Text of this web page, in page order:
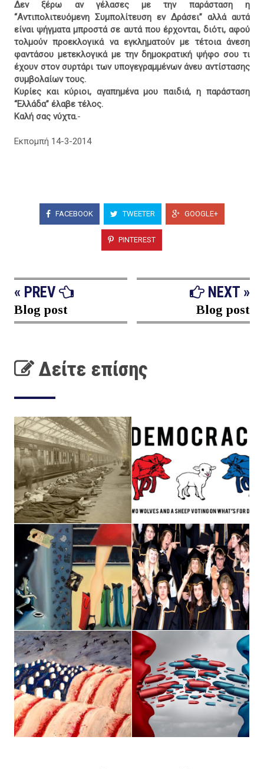
Δεν ξέρω αν γέλασες με την παράσταση η
“Αντιπολιτευόμενη Συμπολίτευση εν Δράσει” αλλά αυτά
είναι ψήγματα μπροστά σε αυτά που έρχονται, διότι, αφού
τολμούν προεκλογικά να εγκληματούν με τέτοια άνεση
φαντάσου μετεκλογικά με την δημοκρατική ψήφο σου τι
έχουν στον συρτάρι των υπογεγραμμένων άνευ αντίστασης
συμβολαίων τους.
Κυρίες και κύριοι, αγαπημένα μου παιδιά, η παράσταση
“Ελλάδα” έλαβε τέλος.
Καλή σας νύχτα.-
Εκπομπή 14-3-2014
FACEBOOK TWEETER GOOGLE+
PINTEREST
« PREV
Blog post
NEXT »
Blog post
Δείτε επίσης